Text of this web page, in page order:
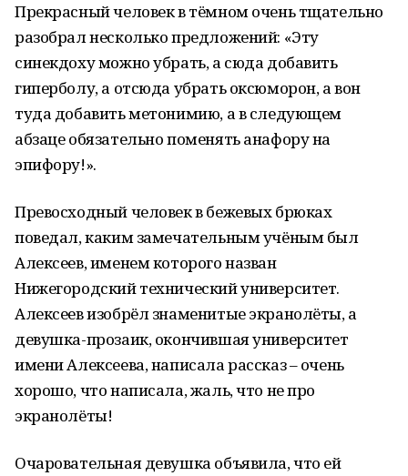
Прекрасный человек в тёмном очень тщательно
разобрал несколько предложений: «Эту
синекдоху можно убрать, а сюда добавить
гиперболу, а отсюда убрать оксюморон, а вон
туда добавить метонимию, а в следующем
абзаце обязательно поменять анафору на
эпифору!».
Превосходный человек в бежевых брюках
поведал, каким замечательным учёным был
Алексеев, именем которого назван
Нижегородский технический университет.
Алексеев изобрёл знаменитые экранолёты, а
девушка-прозаик, окончившая университет
имени Алексеева, написала рассказ – очень
хорошо, что написала, жаль, что не про
экранолёты!
Очаровательная девушка объявила, что ей